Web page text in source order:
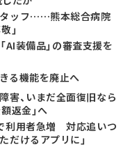
タッフ……熊本総合病院
」
AI装備品」の審査支援を
る機能を廃止へ
害、いまだ全面復旧なら
返金」へ
利用者急増 対応追いつ
だけるアプリに」